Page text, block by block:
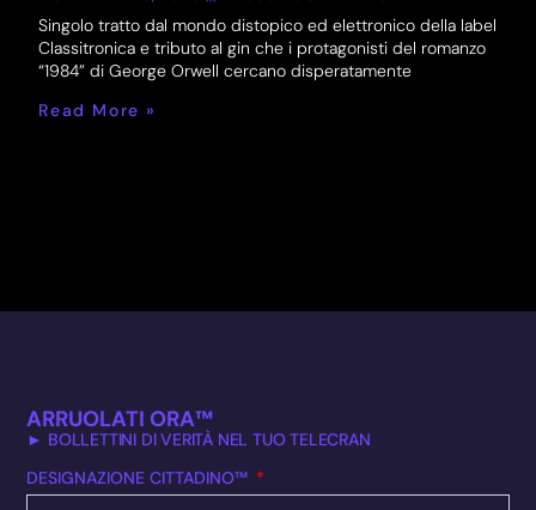
Singolo tratto dal mondo distopico ed elettronico della label
Classitronica e tributo al gin che i protagonisti del romanzo
“1984” di George Orwell cercano disperatamente
Read More »
ARRUOLATI ORA™
► BOLLETTINI DI VERITÀ NEL TUO TELECRAN
DESIGNAZIONE CITTADINO™